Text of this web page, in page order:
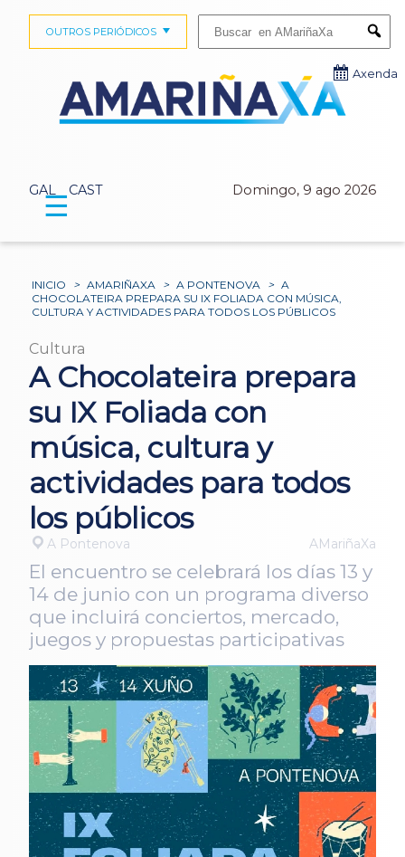
GAL CAST Domingo, 9 ago 2026
OUTROS PERIÓDICOS
Axenda
☰
INICIO > AMARIÑAXA > A PONTENOVA > A
CHOCOLATEIRA PREPARA SU IX FOLIADA CON MÚSICA,
CULTURA Y ACTIVIDADES PARA TODOS LOS PÚBLICOS
Cultura
A Chocolateira prepara
su IX Foliada con
música, cultura y
actividades para todos
los públicos
A Pontenova AMariñaXa
El encuentro se celebrará los días 13 y
14 de junio con un programa diverso
que incluirá conciertos, mercado,
juegos y propuestas participativas